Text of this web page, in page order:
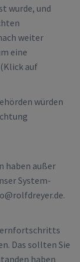
wurde, und
weiter
eine
auf
würden
haben außer
System-
Das sollten Sie
haben